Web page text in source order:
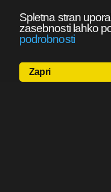
Spletna stran
zasebnosti lahko
podrobnosti
Zapri